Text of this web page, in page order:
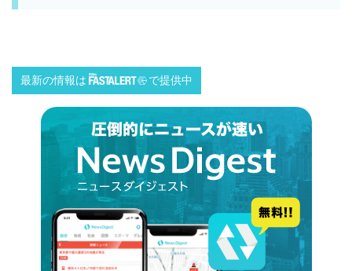
最新の情報は で提供中